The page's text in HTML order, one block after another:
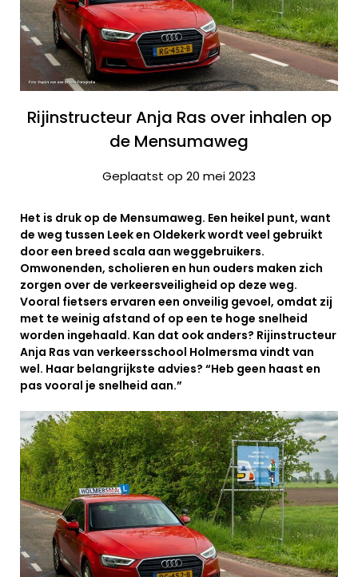
Rijinstructeur Anja Ras over inhalen op
de Mensumaweg
Geplaatst op 20 mei 2023
Het is druk op de Mensumaweg. Een heikel punt, want
de weg tussen Leek en Oldekerk wordt veel gebruikt
door een breed scala aan weggebruikers.
Omwonenden, scholieren en hun ouders maken zich
zorgen over de verkeersveiligheid op deze weg.
Vooral fietsers ervaren een onveilig gevoel, omdat zij
met te weinig afstand of op een te hoge snelheid
worden ingehaald. Kan dat ook anders? Rijinstructeur
Anja Ras van verkeersschool Holmersma vindt van
wel. Haar belangrijkste advies? “Heb geen haast en
pas vooral je snelheid aan.”